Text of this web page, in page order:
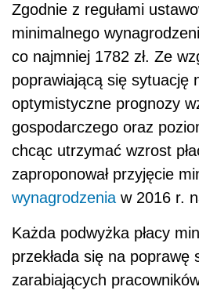
Zgodnie z regułami
minimalnego
co najmniej 1782 zł. Ze
poprawiającą się sytuację
optymistyczne prognozy
gospodarczego oraz
chcąc utrzymać wzrost
zaproponował przyjęcie
wynagrodzenia w 2016 r.
Każda podwyżka płacy
przekłada się na poprawę
zarabiających